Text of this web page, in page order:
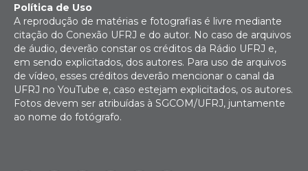
Política de Uso
A reprodução de matérias e fotografias é livre mediante
citação do Conexão UFRJ e do autor. No caso de arquivos
de áudio, deverão constar os créditos da Rádio UFRJ e,
em sendo explicitados, dos autores. Para uso de arquivos
de vídeo, esses créditos deverão mencionar o canal da
UFRJ no YouTube e, caso estejam explicitados, os autores.
Fotos devem ser atribuídas à SGCOM/UFRJ, juntamente
ao nome do fotógrafo.